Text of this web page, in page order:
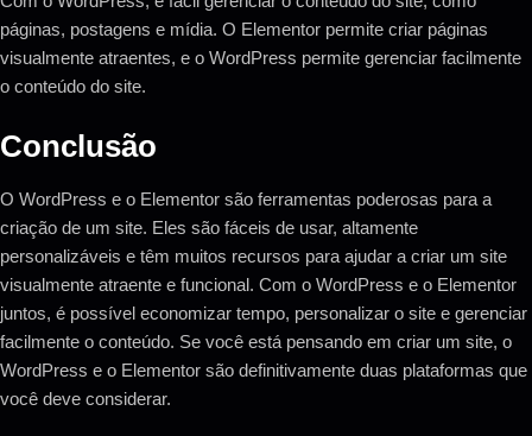
páginas, postagens e mídia. O Elementor permite criar páginas
visualmente atraentes, e o WordPress permite gerenciar facilmente
o conteúdo do site.
Conclusão
O WordPress e o Elementor são ferramentas poderosas para a
criação de um site. Eles são fáceis de usar, altamente
personalizáveis ​​e têm muitos recursos para ajudar a criar um site
visualmente atraente e funcional. Com o WordPress e o Elementor
juntos, é possível economizar tempo, personalizar o site e gerenciar
facilmente o conteúdo. Se você está pensando em criar um site, o
WordPress e o Elementor são definitivamente duas plataformas que
você deve considerar.